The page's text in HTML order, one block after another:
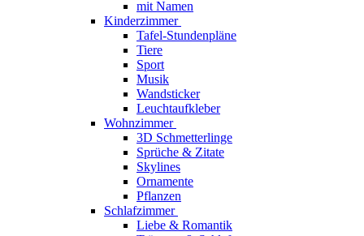
mit Namen
Kinderzimmer
Tafel-Stundenpläne
Tiere
Sport
Musik
Wandsticker
Leuchtaufkleber
Wohnzimmer
3D Schmetterlinge
Sprüche & Zitate
Skylines
Ornamente
Pflanzen
Schlafzimmer
Liebe & Romantik